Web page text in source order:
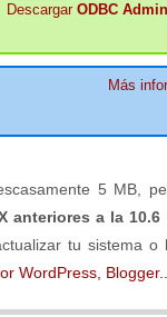
Descargar ODBC
Más
5 MB,
anteriores a la 10.6
tu sistema o